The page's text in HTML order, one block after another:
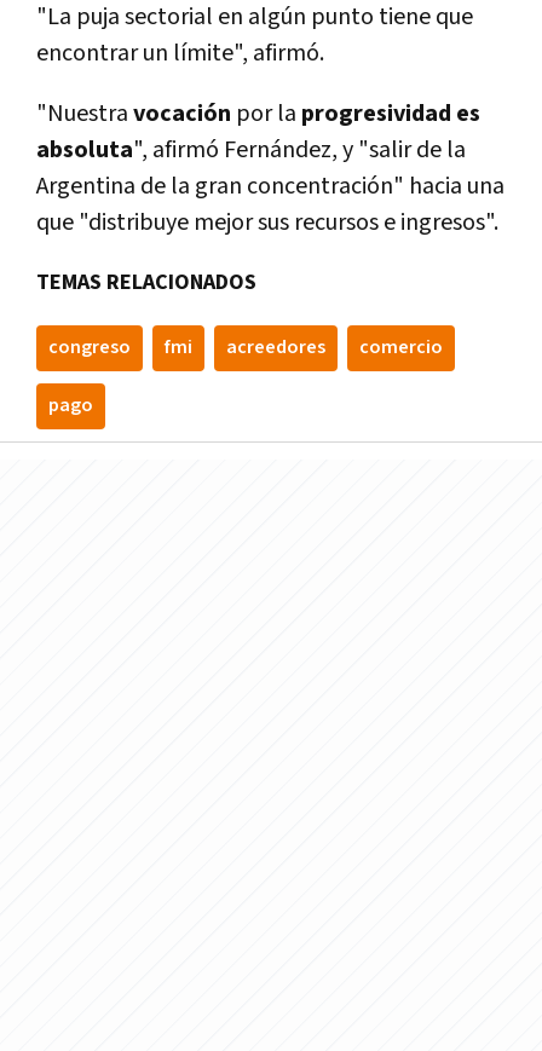
"La puja sectorial en algún punto tiene que
encontrar un límite", afirmó.
"Nuestravocación por la progresividad es
absoluta", afirmó Fernández, y "salir de la
Argentina de la gran concentración" hacia una
que "distribuye mejor sus recursos e ingresos".
TEMAS RELACIONADOS
congreso fmi acreedores comercio
pago